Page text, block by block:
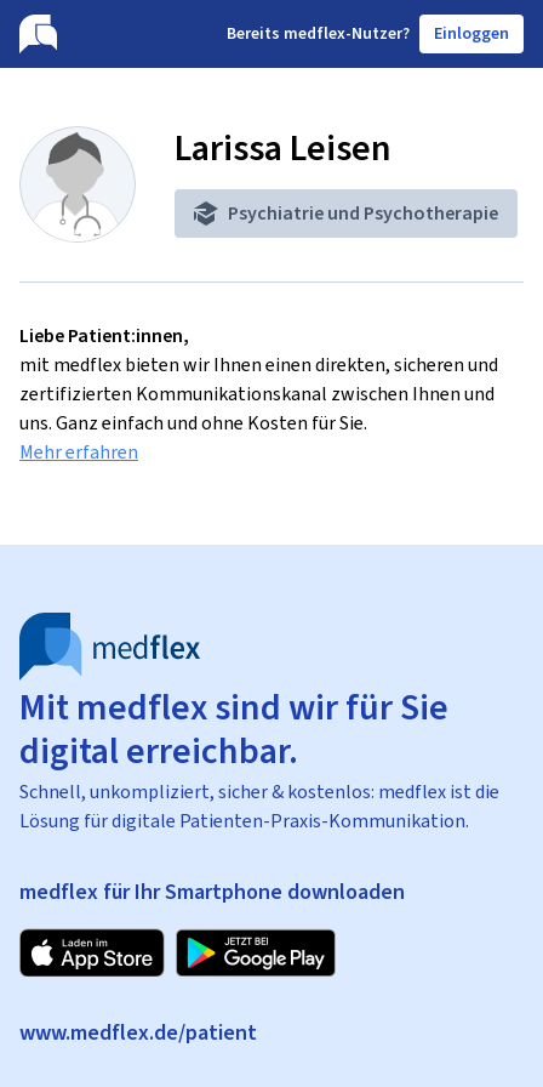
Bereits medflex-Nutzer? Einloggen
Larissa Leisen
Psychiatrie und Psychotherapie
Liebe Patient:innen,
mit medflex bieten wir Ihnen einen direkten, sicheren und
zertifizierten Kommunikationskanal zwischen Ihnen und
uns. Ganz einfach und ohne Kosten für Sie.
Mehr erfahren
Mit medflex sind wir für Sie
digital erreichbar.
Schnell, unkompliziert, sicher & kostenlos: medflex ist die
Lösung für digitale Patienten-Praxis-Kommunikation.
medflex für Ihr Smartphone downloaden
www.medflex.de/patient